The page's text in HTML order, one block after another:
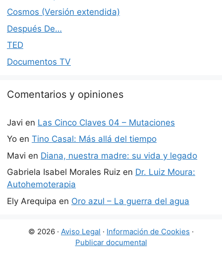
Cosmos (Versión extendida)
Después De…
TED
Documentos TV
Comentarios y opiniones
Javi en Las Cinco Claves 04 – Mutaciones
Yo en Tino Casal: Más allá del tiempo
Mavi en Diana, nuestra madre: su vida y legado
Gabriela Isabel Morales Ruiz en Dr. Luiz Moura:
Autohemoterapia
Ely Arequipa en Oro azul – La guerra del agua
© 2026 · Aviso Legal · Información de Cookies ·
Publicar documental